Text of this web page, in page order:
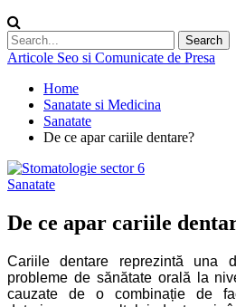
Articole Seo si Comunicate de Presa
Home
Sanatate si Medicina
Sanatate
De ce apar cariile dentare?
Sanatate
De ce apar cariile
Cariile dentare reprezintă una
probleme de sănătate orală la
cauzate de o combinație de